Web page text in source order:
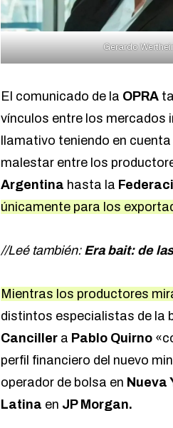
Gerardo
El comunicado de la OPRA
vínculos entre los mercados
llamativo teniendo en
malestar entre los
Argentina hasta la
únicamente para los
//Leé también: Era bait: de
Mientras los productores
distintos especialistas de la
Canciller a Pablo Quirno
perfil financiero del nuevo
operador de bolsa en Nueva
Latina en JP Morgan.